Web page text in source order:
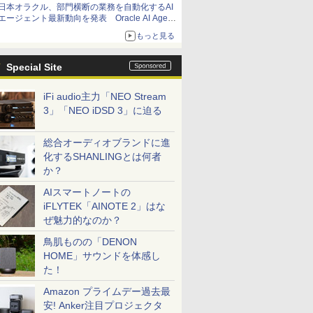
本オラクル、部門横断の業務を自動化するAI
ージェント最新動向を発表 Oracle AI Agent
で企業の意思決定と開発を加速
もっと見る
Special Site
iFi audio主力「NEO Stream
3」「NEO iDSD 3」に迫る
総合オーディオブランドに進
化するSHANLINGとは何者
か？
AIスマートノートの
iFLYTEK「AINOTE 2」はな
ぜ魅力的なのか？
鳥肌ものの「DENON
HOME」サウンドを体感し
た！
Amazon プライムデー過去最
安! Anker注目プロジェクタ